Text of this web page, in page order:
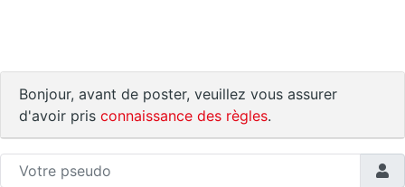
Bonjour, avant de poster, veuillez vous assurer
d'avoir pris connaissance des règles.